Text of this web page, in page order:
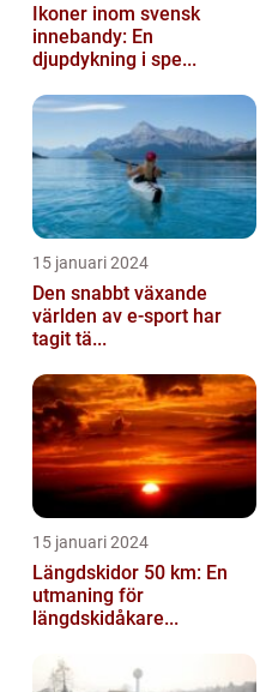
Ikoner inom svensk
innebandy: En
djupdykning i spe...
15 januari 2024
Den snabbt växande
världen av e-sport har
tagit tä...
15 januari 2024
Längdskidor 50 km: En
utmaning för
längdskidåkare...